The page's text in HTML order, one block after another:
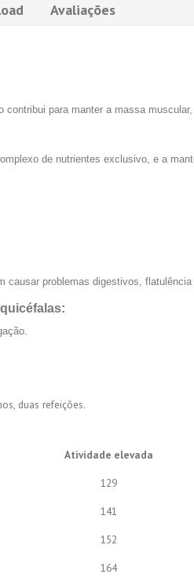
Avaliações
para manter a massa
de nutrientes exclusivo, e a
causar problemas digestivos,
duas refeições.
Atividade elevada
129
141
152
164